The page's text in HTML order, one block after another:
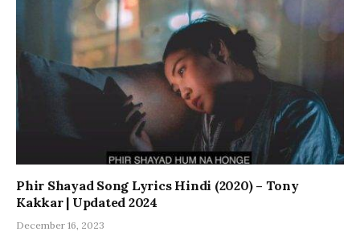
Phir Shayad Song Lyrics Hindi (2020) – Tony
Kakkar | Updated 2024
December 16, 2023